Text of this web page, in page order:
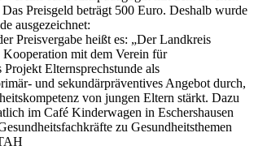
Das Preisgeld beträgt 500 Euro. Deshalb wurde
ausgezeichnet:
Preisvergabe heißt es: „Der Landkreis
mit dem Verein für
Projekt Elternsprechstunde als
und sekundärpräventives Angebot durch,
von jungen Eltern stärkt. Dazu
im Café Kinderwagen in Eschershausen
zu Gesundheitsthemen